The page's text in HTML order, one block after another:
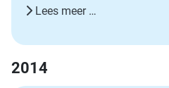
Lees meer …
2014